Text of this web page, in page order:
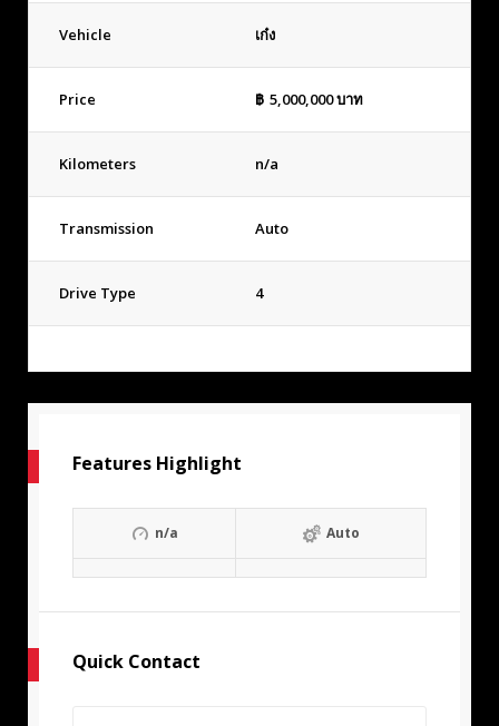
Vehicle เก๋ง
Price ฿ 5,000,000บาท
Kilometers n/a
Transmission Auto
Drive Type 4
Features Highlight
n/a Auto
Quick Contact